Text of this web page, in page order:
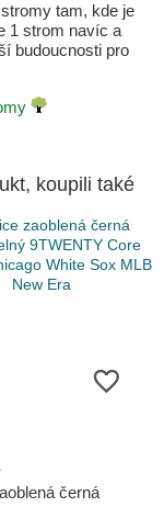
tam, kde je
1 strom navíc a
budoucnosti pro
koupili také
černá